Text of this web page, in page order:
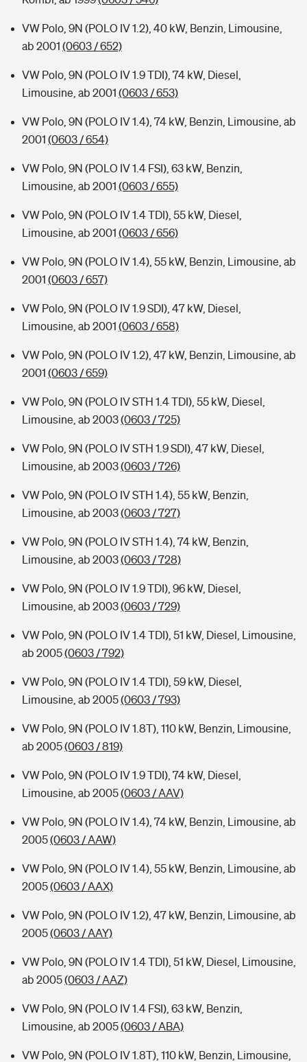
VW Polo, 9N (POLO IV 1.2), 40 kW, Benzin, Limousine,
ab 2001 (0603 / 652)
VW Polo, 9N (POLO IV 1.9 TDI), 74 kW, Diesel,
Limousine, ab 2001 (0603 / 653)
VW Polo, 9N (POLO IV 1.4), 74 kW, Benzin, Limousine, ab
2001 (0603 / 654)
VW Polo, 9N (POLO IV 1.4 FSI), 63 kW, Benzin,
Limousine, ab 2001 (0603 / 655)
VW Polo, 9N (POLO IV 1.4 TDI), 55 kW, Diesel,
Limousine, ab 2001 (0603 / 656)
VW Polo, 9N (POLO IV 1.4), 55 kW, Benzin, Limousine, ab
2001 (0603 / 657)
VW Polo, 9N (POLO IV 1.9 SDI), 47 kW, Diesel,
Limousine, ab 2001 (0603 / 658)
VW Polo, 9N (POLO IV 1.2), 47 kW, Benzin, Limousine, ab
2001 (0603 / 659)
VW Polo, 9N (POLO IV STH 1.4 TDI), 55 kW, Diesel,
Limousine, ab 2003(0603 / 725)
VW Polo, 9N (POLO IV STH 1.9 SDI), 47 kW, Diesel,
Limousine, ab 2003(0603 / 726)
VW Polo, 9N (POLO IV STH 1.4), 55 kW, Benzin,
Limousine, ab 2003(0603 / 727)
VW Polo, 9N (POLO IV STH 1.4), 74 kW, Benzin,
Limousine, ab 2003(0603 / 728)
VW Polo, 9N (POLO IV 1.9 TDI), 96 kW, Diesel,
Limousine, ab 2003(0603 / 729)
VW Polo, 9N (POLO IV 1.4 TDI), 51 kW, Diesel, Limousine,
ab 2005(0603 / 792)
VW Polo, 9N (POLO IV 1.4 TDI), 59 kW, Diesel,
Limousine, ab 2005(0603 / 793)
VW Polo, 9N (POLO IV 1.8T), 110 kW, Benzin, Limousine,
ab 2005(0603 / 819)
VW Polo, 9N (POLO IV 1.9 TDI), 74 kW, Diesel,
Limousine, ab 2005(0603 / AAV)
VW Polo, 9N (POLO IV 1.4), 74 kW, Benzin, Limousine, ab
2005(0603 / AAW)
VW Polo, 9N (POLO IV 1.4), 55 kW, Benzin, Limousine, ab
2005(0603 / AAX)
VW Polo, 9N (POLO IV 1.2), 47 kW, Benzin, Limousine, ab
2005(0603 / AAY)
VW Polo, 9N (POLO IV 1.4 TDI), 51 kW, Diesel, Limousine,
ab 2005(0603 / AAZ)
VW Polo, 9N (POLO IV 1.4 FSI), 63 kW, Benzin,
Limousine, ab 2005(0603 / ABA)
VW Polo, 9N (POLO IV 1.8T), 110 kW, Benzin, Limousine,